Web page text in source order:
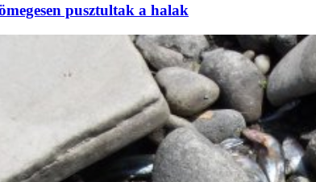
pusztultak a halak